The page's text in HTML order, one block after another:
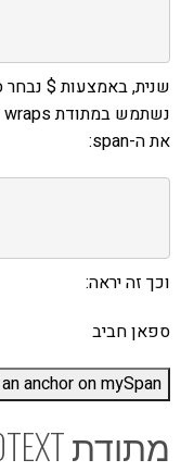
את ה-span:
וכך זה יראה:
ספאן חביב
מתודת APPENDTEXT